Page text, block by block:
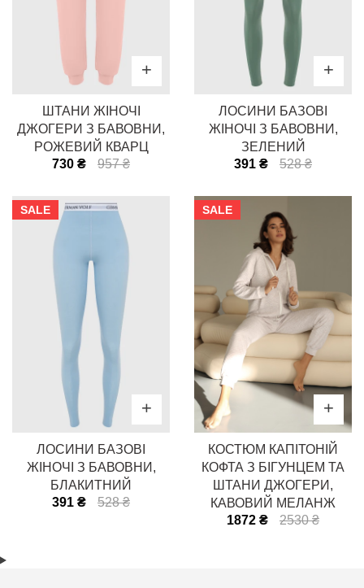
ШТАНИ ЖІНОЧІ
ДЖОГЕРИ З БАВОВНИ,
РОЖЕВИЙ КВАРЦ
730 ₴
957 ₴
ЛОСИНИ БАЗОВІ
ЖІНОЧІ З БАВОВНИ,
ЗЕЛЕНИЙ
391 ₴
528 ₴
SALE
ЛОСИНИ БАЗОВІ
ЖІНОЧІ З БАВОВНИ,
БЛАКИТНИЙ
391 ₴
528 ₴
SALE
КОСТЮМ КАПІТОНІЙ
КОФТА З БІГУНЦЕМ ТА
ШТАНИ ДЖОГЕРИ,
КАВОВИЙ МЕЛАНЖ
1872 ₴
2530 ₴